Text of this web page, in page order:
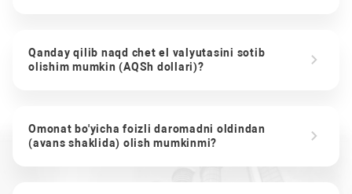
Qanday qilib naqd chet el valyutasini sotib
olishim mumkin (AQSh dollari)?
Omonat bo'yicha foizli daromadni oldindan
(avans shaklida) olish mumkinmi?